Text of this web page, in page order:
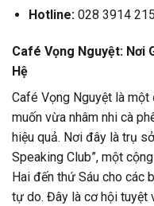
Hotline:028 3914
Café Vọng Nguyệt: Nơi
Hệ
Café Vọng Nguyệt là
muốn vừa nhâm nhi cà
hiệu quả. Nơi đây là trụ
Speaking Club”, một
Hai đến thứ Sáu cho các
tự do. Đây là cơ hội tuyệt